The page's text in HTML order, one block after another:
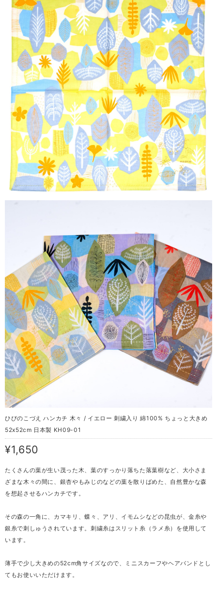
ひびのこづえ ハンカチ 木々 / イエロー 刺繍入り 綿100% ちょっと大きめ
52x52cm 日本製 KH09-01
¥1,650
たくさんの葉が生い茂った木、葉のすっかり落ちた落葉樹など、大小さま
ざまな木々の間に、銀杏やもみじのなどの葉を散りばめた、自然豊かな森
を想起させるハンカチです。
その森の一角に、カマキリ、蝶々、アリ、イモムシなどの昆虫が、金糸や
銀糸で刺しゅうされています。刺繍糸はスリット糸（ラメ糸）を使用して
います。
薄手で少し大きめの52cm角サイズなので、ミニスカーフやヘアバンドとし
てもお使いいただけます。